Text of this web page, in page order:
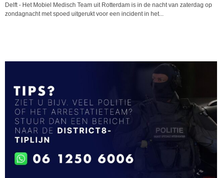
Delft - Het Mobiel Medisch Team uit Rotterdam is in de nacht van zaterdag op
zondagnacht met spoed uitgerukt voor een incident in het...